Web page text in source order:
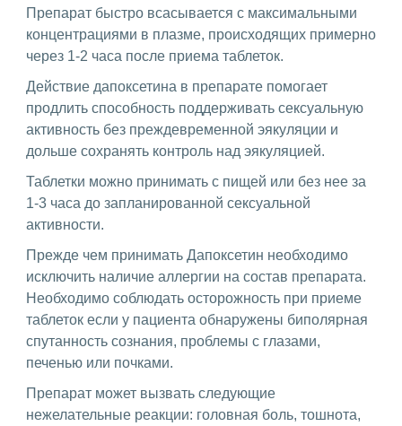
Препарат быстро всасывается с максимальными
концентрациями в плазме, происходящих примерно
через 1-2 часа после приема таблеток.
Действие дапоксетина в препарате помогает
продлить способность поддерживать сексуальную
активность без преждевременной эякуляции и
дольше сохранять контроль над эякуляцией.
Таблетки можно принимать с пищей или без нее за
1-3 часа до запланированной сексуальной
активности.
Прежде чем принимать Дапоксетин необходимо
исключить наличие аллергии на состав препарата.
Необходимо соблюдать осторожность при приеме
таблеток если у пациента обнаружены биполярная
спутанность сознания, проблемы с глазами,
печенью или почками.
Препарат может вызвать следующие
нежелательные реакции: головная боль, тошнота,